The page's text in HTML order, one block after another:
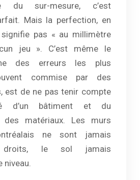
du sur-mesure, c’est
Mais la perfection, en
signifie pas « au millimètre
jeu ». C’est même le
des erreurs les plus
commise par des
est de ne pas tenir compte
d’un bâtiment et du
des matériaux. Les murs
ne sont jamais
droits, le sol jamais
niveau.